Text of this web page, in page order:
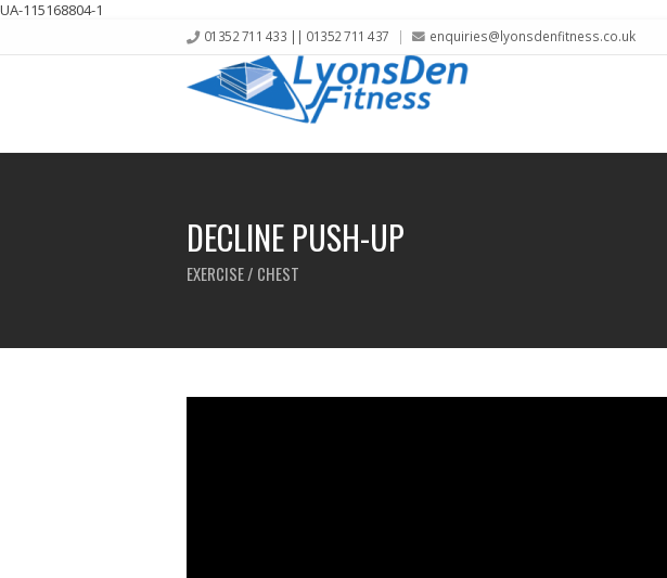
UA-115168804-1
01352 711 433 || 01352 711 437 enquiries@lyonsdenfitness.co.uk
DECLINE PUSH-UP
EXERCISE / CHEST